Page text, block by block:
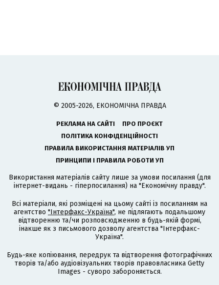
© 2005-2026, ЕКОНОМІЧНА ПРАВДА
РЕКЛАМА НА САЙТІ
ПРО ПРОЄКТ
ПОЛІТИКА КОНФІДЕНЦІЙНОСТІ
ПРАВИЛА ВИКОРИСТАННЯ МАТЕРІАЛІВ УП
ПРИНЦИПИ І ПРАВИЛА РОБОТИ УП
Використання матеріалів сайту лише за умови посилання (для
інтернет-видань - гіперпосилання) на "Економічну правду".
Всі матеріали, які розміщені на цьому сайті із посиланням на
агентство "Інтерфакс-Україна", не підлягають подальшому
відтворенню та/чи розповсюдженню в будь-якій формі,
інакше як з письмового дозволу агентства "Інтерфакс-
Україна".
Будь-яке копіювання, передрук та відтворення фотографічних
творів та/або аудіовізуальних творів правовласника Getty
Images - суворо забороняється.